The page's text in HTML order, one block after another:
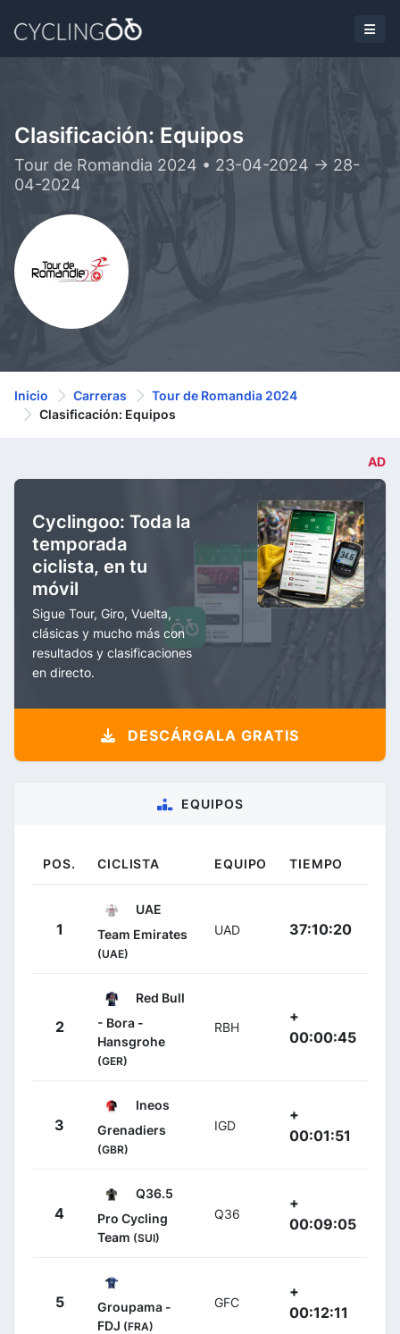
Clasificación: Equipos
Tour de Romandia 2024 • 23-04-2024 -> 28-
04-2024
Inicio Carreras
Tour de Romandia 2024
Clasificación: Equipos
AD
Cyclingoo: Toda la
temporada
ciclista, en tu
móvil
Sigue Tour, Giro, Vuelta,
clásicas y mucho más con
resultados y clasificaciones
en directo.
DESCÁRGALA GRATIS
EQUIPOS
POS. CICLISTA EQUIPO TIEMPO
1
UAE
Team Emirates
(UAE)
UAD 37:10:20
2
Red Bull
- Bora -
Hansgrohe
(GER)
RBH
+
00:00:45
3
Ineos
Grenadiers
(GBR)
IGD
+
00:01:51
4
Q36.5
Pro Cycling
Team (SUI)
Q36
+
00:09:05
5
Groupama -
FDJ (FRA)
GFC
+
00:12:11